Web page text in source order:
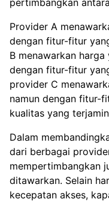
pertimbangkan
Provider A
dengan fitur-fitur
B menawarkan
dengan fitur-fitur
provider C
namun dengan fitur-
kualitas yang
Dalam
dari berbagai
mempertimbangkan
ditawarkan. Selain
kecepatan akses,